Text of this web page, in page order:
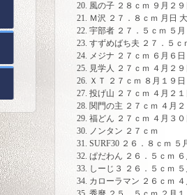
風の子 ２８ｃｍ ９月２
Ｍ沢 ２７．８ｃｍ 月日
宇部者 ２７．５ｃｍ ５
すずめばち夫 ２７．５
メジナ ２７ｃｍ ６月６
見学人 ２７ｃｍ ４月２
ＸＴ ２７ｃｍ ８月１９
投げ山 ２７ｃｍ ４月２
関門の主 ２７ｃｍ ４月
福どん ２７ｃｍ ４月３
ノンタン ２７ｃｍ
SURF30 ２６．８ｃｍ ５
ぱだわん ２６．５ｃｍ
しーじ３ ２６．５ｃｍ
カローラマン ２６ｃｍ